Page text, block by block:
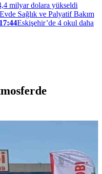
milyar dolara yükseldi
Sağlık ve Palyatif Bakım
17:44Eskişehir’de 4 okul daha